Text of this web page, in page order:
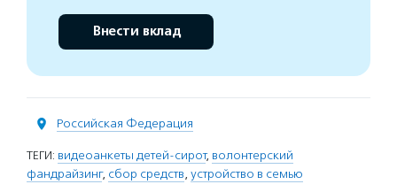
Внести вклад
Российская Федерация
ТЕГИ: видеоанкеты детей-сирот, волонтерский
фандрайзинг, сбор средств, устройство в семью